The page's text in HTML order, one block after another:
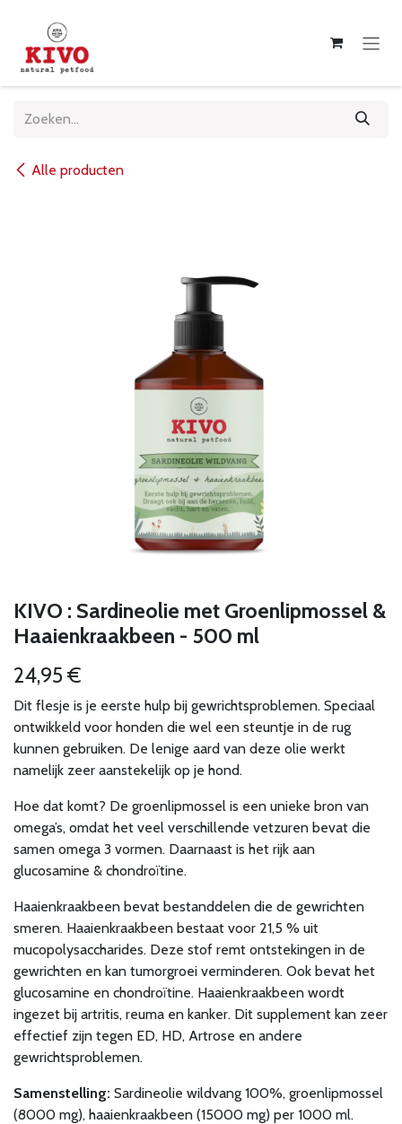
Alle producten
KIVO : Sardineolie met Groenlipmossel &
Haaienkraakbeen - 500 ml
24,95€
Dit flesje is je eerste hulp bij gewrichtsproblemen. Speciaal
ontwikkeld voor honden die wel een steuntje in de rug
kunnen gebruiken. De lenige aard van deze olie werkt
namelijk zeer aanstekelijk op je hond.
Hoe dat komt? De groenlipmossel is een unieke bron van
omega’s, omdat het veel verschillende vetzuren bevat die
samen omega 3 vormen. Daarnaast is het rijk aan
glucosamine & chondroïtine.
Haaienkraakbeen bevat bestanddelen die de gewrichten
smeren. Haaienkraakbeen bestaat voor 21,5 % uit
mucopolysaccharides. Deze stof remt ontstekingen in de
gewrichten en kan tumorgroei verminderen. Ook bevat het
glucosamine en chondroïtine. Haaienkraakbeen wordt
ingezet bij artritis, reuma en kanker. Dit supplement kan zeer
effectief zijn tegen ED, HD, Artrose en andere
gewrichtsproblemen.
Samenstelling: Sardineolie wildvang 100%, groenlipmossel
(8000 mg), haaienkraakbeen (15000 mg) per 1000 ml.